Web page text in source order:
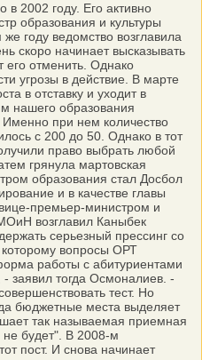
2002 году. Его активно
образования и культуры
году ведомство возглавила
скоро начинает высказывать
его отменить. Однако
угрозы в действие. В марте
в отставку и уходит в
нашего образования
при нем количество
с 200 до 50. Однако в тот
право выбрать любой
грянула мартовская
образования стал Досбол
и в качестве главы
премьер-министром и
возглавил Каныбек
серьезный прессинг со
которому вопросы ОРТ
работы с абитуриентами
заявил тогда Осмоналиев. -
тест. Но
бюджетные места выделяет
так называемая приемная
не будет". В 2008-м
пост. И снова начинает